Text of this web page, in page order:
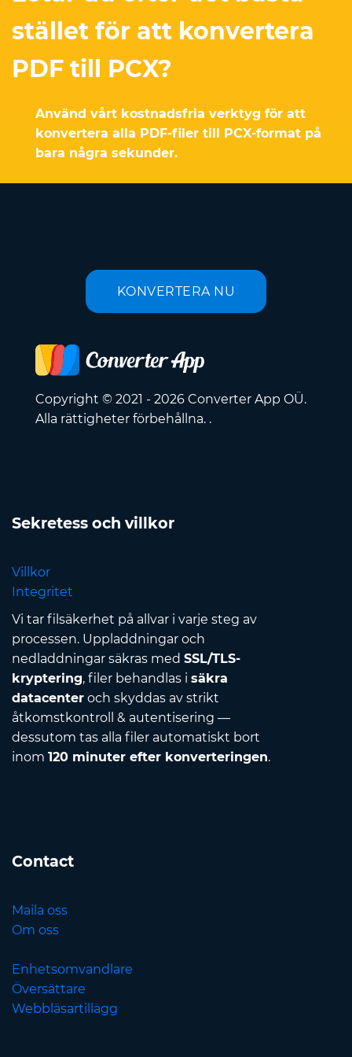
stället för att konvertera
PDF till PCX?
Använd vårt kostnadsfria verktyg för att
konvertera alla PDF-filer till PCX-format på
bara några sekunder.
KONVERTERA NU
Copyright © 2021 - 2026 Converter App OÜ.
Alla rättigheter förbehållna. .
Sekretess och villkor
Villkor
Integritet
Vi tar filsäkerhet på allvar i varje steg av
processen. Uppladdningar och
nedladdningar säkras med SSL/TLS-
kryptering, filer behandlas i säkra
datacenter och skyddas av strikt
åtkomstkontroll & autentisering —
dessutom tas alla filer automatiskt bort
inom 120 minuter efter konverteringen.
Contact
Maila oss
Om oss
Enhetsomvandlare
Översättare
Webbläsartillägg